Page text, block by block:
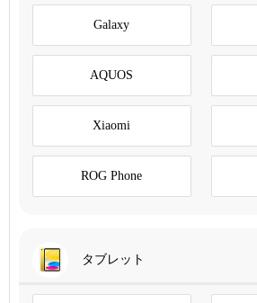
Galaxy
AQUOS
Xiaomi
ROG Phone
タブレット